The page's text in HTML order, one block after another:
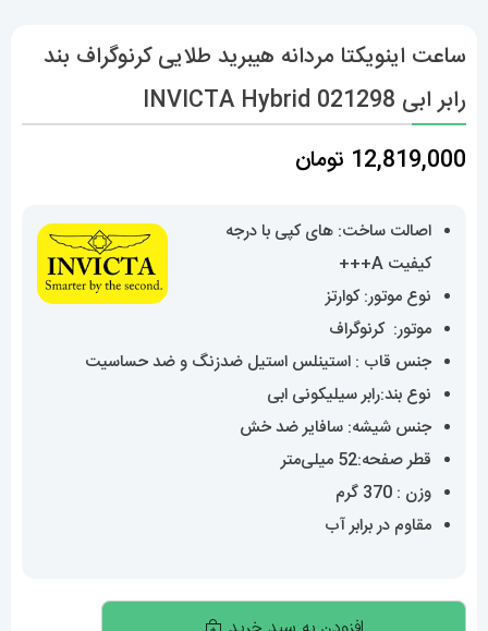
ساعت اینویکتا مردانه هیبرید طلایی کرنوگراف بند
رابر ابی INVICTA Hybrid 021298
12,819,000 تومان
اصالت ساخت: های کپی با درجه
کیفیت A+++
نوع موتور: کوارتز
موتور: کرنوگراف
جنس قاب : استینلس استیل ضدزنگ و ضد حساسیت
نوع بند:رابر سیلیکونی ابی
جنس شیشه: سافایر ضد خش
قطر صفحه:52 میلی‌متر
وزن : 370 گرم
مقاوم در برابر آب
ساعت